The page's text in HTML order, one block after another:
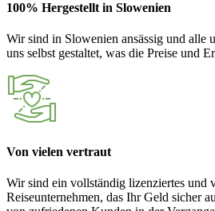
100% Hergestellt in Slowenien
Wir sind in Slowenien ansässig und alle
uns selbst gestaltet, was die Preise und
Von vielen vertraut
Wir sind ein vollständig lizenziertes und
Reiseunternehmen, das Ihr Geld sicher